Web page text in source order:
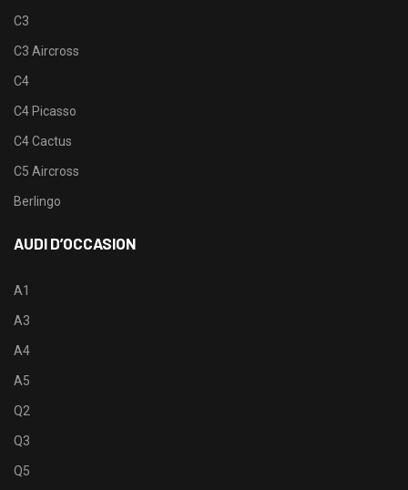
C3
C3 Aircross
C4
C4 Picasso
C4 Cactus
C5 Aircross
Berlingo
AUDI D’OCCASION
A1
A3
A4
A5
Q2
Q3
Q5